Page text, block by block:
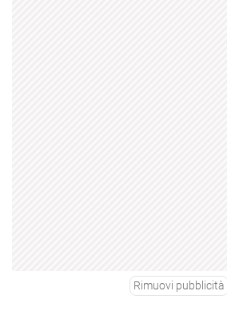
Rimuovi pubblicità